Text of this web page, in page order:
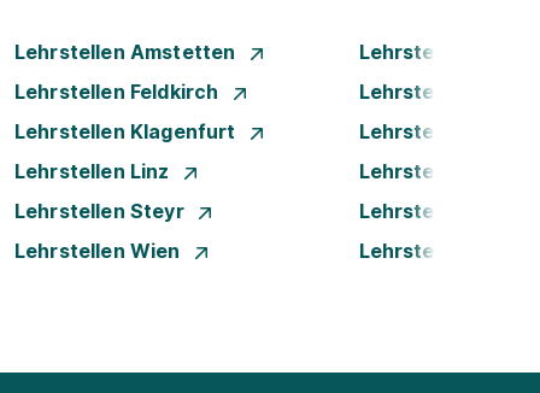
Lehrstellen Amstetten
Lehrstellen
Lehrstellen Feldkirch
Lehrstellen Graz
Lehrstellen Klagenfurt
Lehrstellen
Lehrstellen Linz
Lehrstellen
Lehrstellen Steyr
Lehrstellen Traun
Lehrstellen Wien
Lehrstellen